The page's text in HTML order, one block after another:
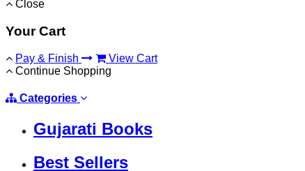
Close
Your Cart
Pay & Finish
View Cart
Continue Shopping
Categories
Gujarati Books
Best Sellers